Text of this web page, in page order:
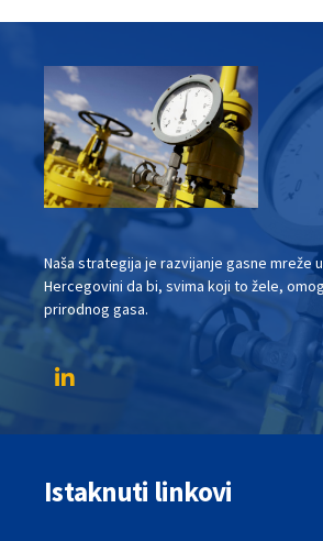
Naša strategija je razvijanje gasne mreže
Hercegovini da bi, svima koji to žele,
prirodnog gasa.
Istaknuti linkovi